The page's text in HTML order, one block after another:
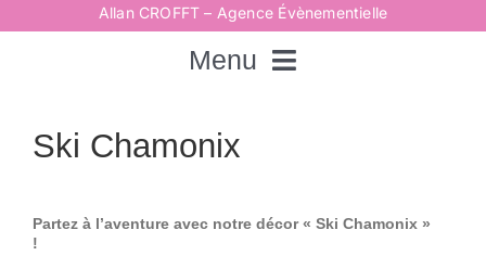
au
Allan CROFFT – Agence Évènementielle
Menu
Rechercher:
Accueil
Ski Chamonix
Partez à l’aventure avec notre décor « Ski Chamonix »
!